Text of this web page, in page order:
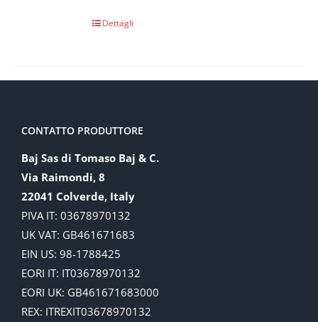
Dettagli
CONTATTO PRODUTTORE
Baj Sas di Tomaso Baj & C.
Via Raimondi, 8
22041 Colverde, Italy
PIVA IT: 03678970132
UK VAT: GB461671683
EIN US: 98-1788425
EORI IT: IT03678970132
EORI UK: GB461671683000
REX: ITREXIT03678970132